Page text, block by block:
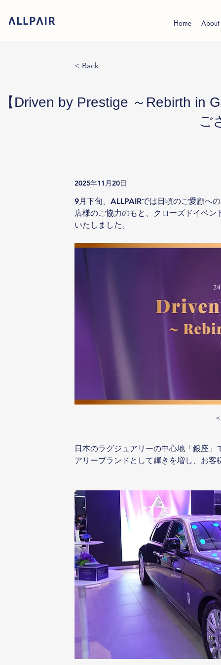
Home About
< Back
【Driven by Prestige ～Rebirth in
ご
2025年11月20日
9月下旬、ALLPAIRでは日頃のご愛顧へ
店様のご協力のもと、クローズドイベ
いたしました。
日本のラグジュアリーの中心地「銀座
アリーブランドとして輝きを増し、お